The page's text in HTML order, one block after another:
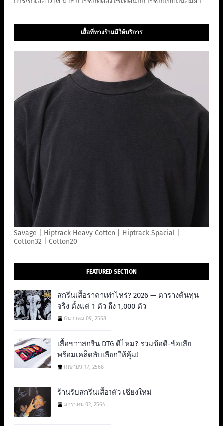
เสื้อที่ทางร้านมีให้บริการ
Savage | Hiptrack Heavy Cotton | Hiptrack Spacial |
Cotton32 | Cotton20
FEATURED SECTION
สกรีนเสื้อราคาเท่าไหร่? 2026 — ตารางต้นทุน
จริง ตั้งแต่ 1 ตัว ถึง 1,000 ตัว
ธันวาคม 09, 2568
เสื้อขาวสกรีน DTG ดีไหม? รวมข้อดี-ข้อเสีย
พร้อมเคล็ดลับเลือกให้คุ้ม!
เมษายน 17, 2568
ร้านรับสกรีนเสื้อ1ตัว เชียงใหม่
มกราคม 02, 2564